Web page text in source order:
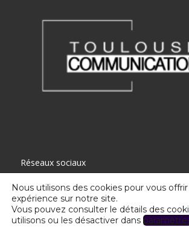
Réseaux sociaux
Nous utilisons des cookies pour vous
expérience sur notre site.
Vous pouvez consulter le détails des
utilisons ou les désactiver dans